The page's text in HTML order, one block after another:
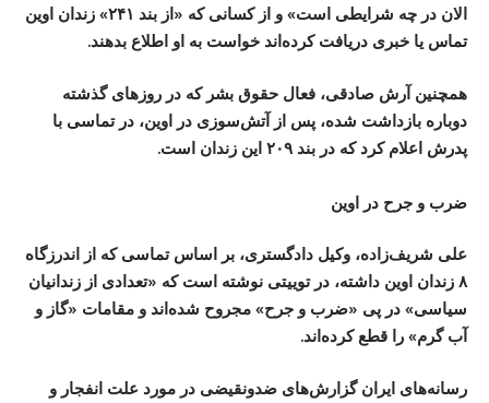
الان در چه شرایطی است» و از کسانی که «از بند ۲۴۱» زندان اوین
تماس یا خبری دریافت کرده‌اند خواست به او اطلاع بدهند.
همچنین آرش صادقی، فعال حقوق بشر که در روزهای گذشته
دوباره بازداشت شده، پس از آتش‌سوزی در اوین، در تماسی با
پدرش اعلام کرد که در بند ۲۰۹ این زندان است.
ضرب و جرح در اوین
علی شریف‌زاده، وکیل دادگستری، بر اساس تماسی که از اندرزگاه
۸ زندان اوین داشته، در توییتی نوشته است که «تعدادی از زندانیان
سیاسی» در پی «ضرب و جرح» مجروح شده‌اند و مقامات «گاز و
آب گرم» را قطع کرده‌اند.
رسانه‌های ایران گزارش‌های ضدونقیضی در مورد علت انفجار و